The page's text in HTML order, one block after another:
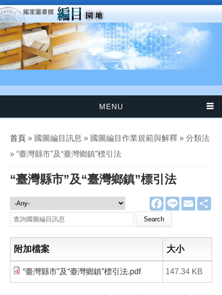
移至主內容
MENU
您在這裡
首頁 » 國圖編目訊息 » 國圖編目作業規範與解釋 » 分類法
» “臺灣縣市”及“臺灣鄉鎮”標引法
“臺灣縣市”及“臺灣鄉鎮”標引法
F
a
e
o
o
k
L
E
m
國圖編目訊息
Search this site
附加檔案 大小
“臺灣縣市”及“臺灣鄉鎮”標引法.pdf 147.34 KB